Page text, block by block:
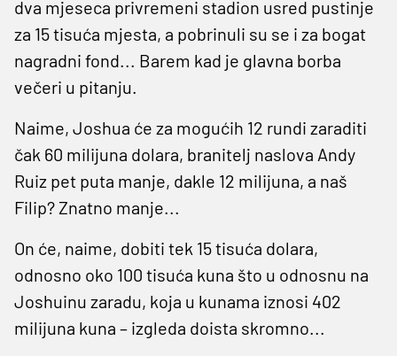
dva mjeseca privremeni stadion usred pustinje
za 15 tisuća mjesta, a pobrinuli su se i za bogat
nagradni fond... Barem kad je glavna borba
večeri u pitanju.
Naime, Joshua će za mogućih 12 rundi zaraditi
čak 60 milijuna dolara, branitelj naslova Andy
Ruiz pet puta manje, dakle 12 milijuna, a naš
Filip? Znatno manje...
On će, naime, dobiti tek 15 tisuća dolara,
odnosno oko 100 tisuća kuna što u odnosnu na
Joshuinu zaradu, koja u kunama iznosi 402
milijuna kuna – izgleda doista skromno...